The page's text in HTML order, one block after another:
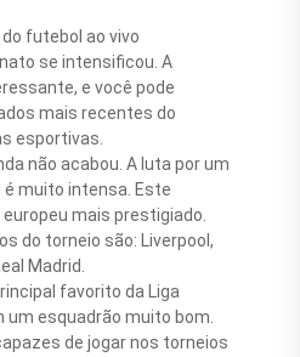
futebol ao vivo
se intensificou. A
e você pode
mais recentes do
esportivas.
não acabou. A luta por um
é muito intensa. Este
mais prestigiado.
do torneio são: Liverpool,
Madrid.
favorito da Liga
um esquadrão muito bom.
de jogar nos torneios